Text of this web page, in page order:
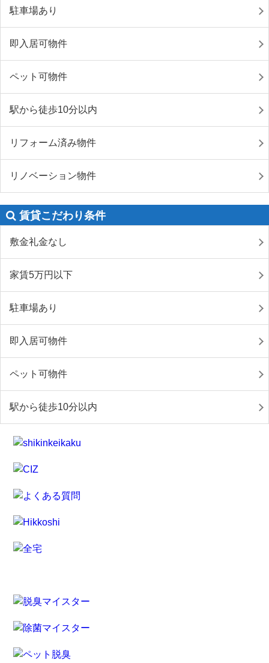
駐車場あり
即入居可物件
ペット可物件
駅から徒歩10分以内
リフォーム済み物件
リノベーション物件
賃貸こだわり条件
敷金礼金なし
家賃5万円以下
駐車場あり
即入居可物件
ペット可物件
駅から徒歩10分以内